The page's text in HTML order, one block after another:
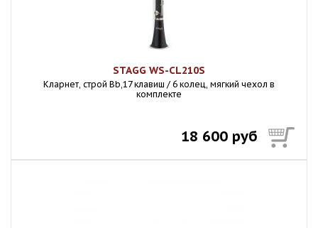
STAGG WS-CL210S
Кларнет, строй Bb,17 клавиш / 6 колец, мягкий чехол в
комплекте
18 600 руб